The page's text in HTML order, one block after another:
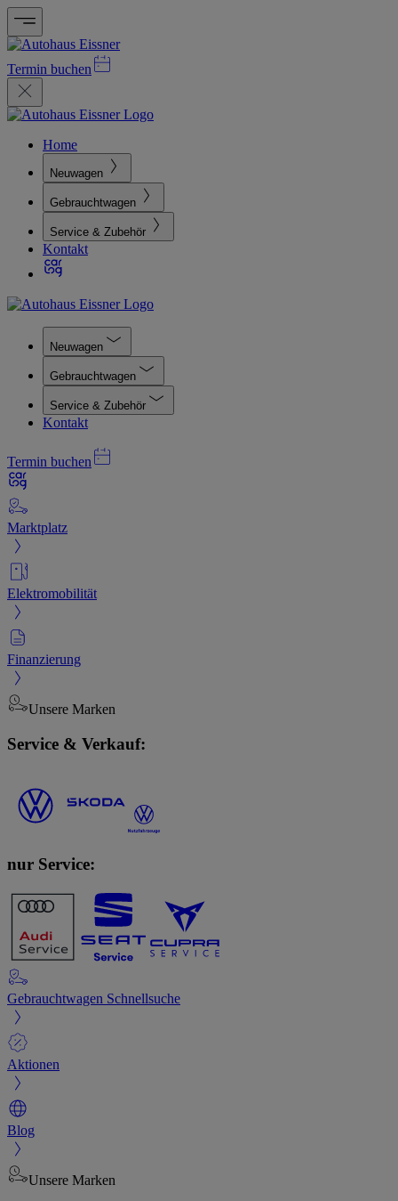
Termin buchen
Home
Neuwagen
Gebrauchtwagen
Service & Zubehör
Kontakt
Neuwagen
Gebrauchtwagen
Service & Zubehör
Kontakt
Termin buchen
Marktplatz
Elektromobilität
Finanzierung
Unsere Marken
Service & Verkauf:
nur Service:
Gebrauchtwagen Schnellsuche
Aktionen
Blog
Unsere Marken